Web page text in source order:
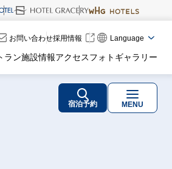
お問い合わせ採用情報 Language
ラン施設情報アクセスフォトギャラリー
宿泊予約 MENU